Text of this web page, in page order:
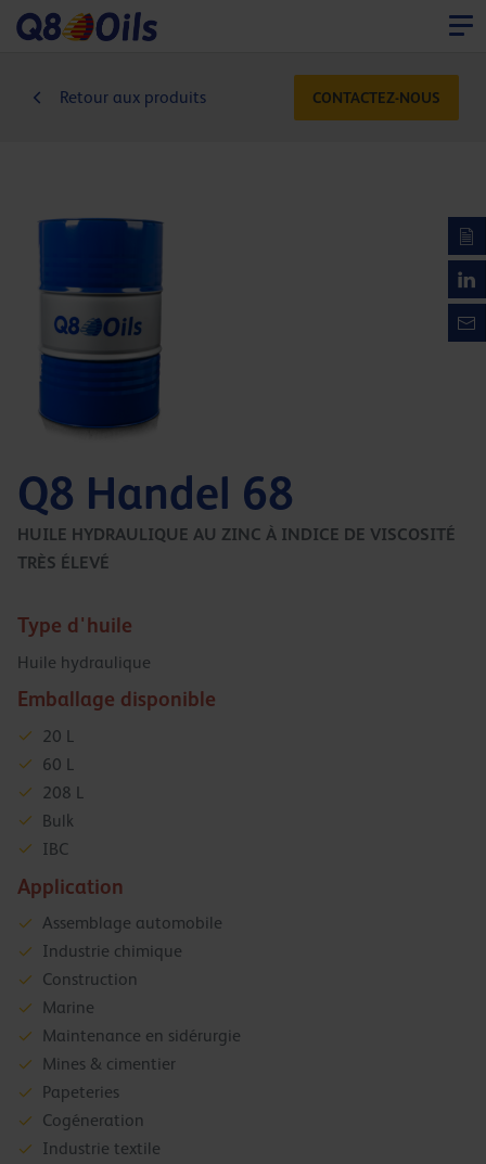
Retour aux produits CONTACTEZ-NOUS
Q8 Handel 68
HUILE HYDRAULIQUE AU ZINC À INDICE DE VISCOSITÉ
TRÈS ÉLEVÉ
Type d'huile
Huile hydraulique
Emballage disponible
20 L
60 L
208 L
Bulk
IBC
Application
Assemblage automobile
Industrie chimique
Construction
Marine
Maintenance en sidérurgie
Mines & cimentier
Papeteries
Cogéneration
Industrie textile